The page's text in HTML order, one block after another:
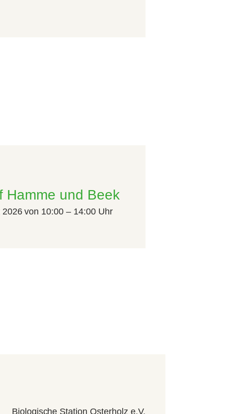
Hamme und Beek
von 10:00 – 14:00 Uhr
Biologische Station Osterholz e.V.